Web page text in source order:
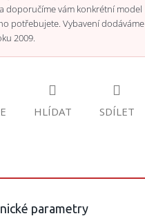
a doporučíme vám konkrétní model
potřebujete. Vybavení dodáváme
2009.
HLÍDAT SDÍLET
parametry